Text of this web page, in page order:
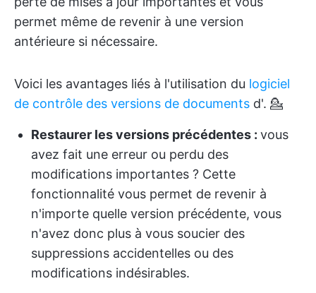
permet même de revenir à une version
antérieure si nécessaire.
Voici les avantages liés à l'utilisation du logiciel
de contrôle des versions de documents d'. 💁
Restaurer les versions précédentes : vous
avez fait une erreur ou perdu des
modifications importantes ? Cette
fonctionnalité vous permet de revenir à
n'importe quelle version précédente, vous
n'avez donc plus à vous soucier des
suppressions accidentelles ou des
modifications indésirables.